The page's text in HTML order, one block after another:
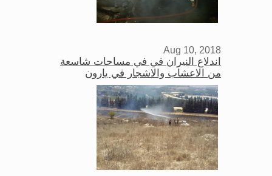
Aug 10, 2018
اندلاع النيران في في مساحات شاسعة
من الاعشاب والاشجار في يارون